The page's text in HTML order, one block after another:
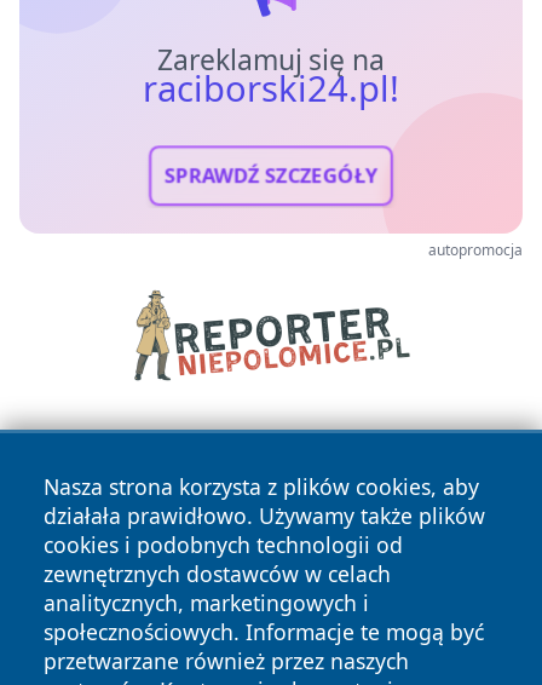
Zareklamuj się na
raciborski24.pl!
SPRAWDŹ SZCZEGÓŁY
autopromocja
Nasza strona korzysta z plików cookies, aby
działała prawidłowo. Używamy także plików
cookies i podobnych technologii od
zewnętrznych dostawców w celach
analitycznych, marketingowych i
społecznościowych. Informacje te mogą być
przetwarzane również przez naszych
Copyright © 2026 raciborski24.pl Wszystkie prawa
zastrzeżone.